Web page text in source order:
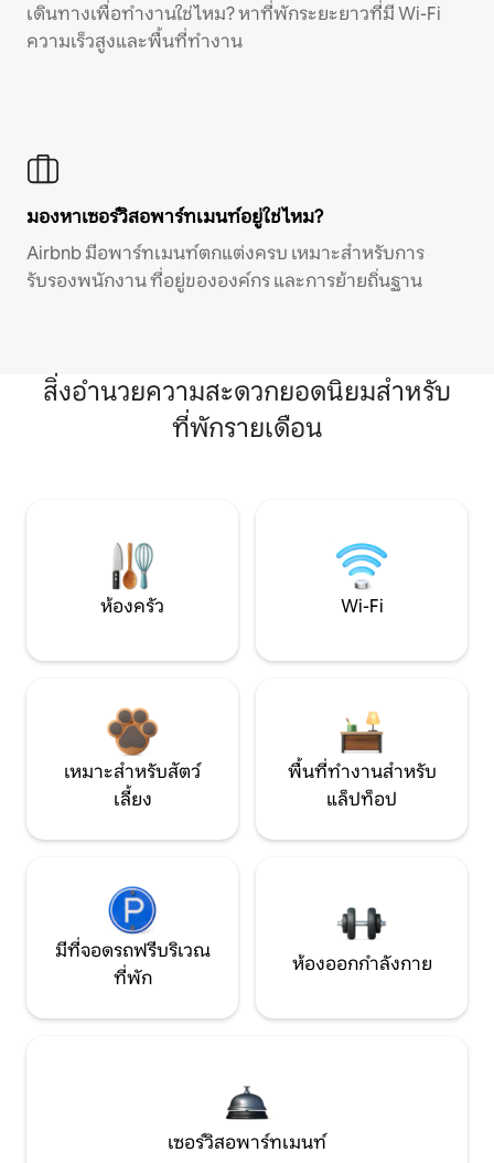
เดินทางเพื่อทำงานใช่ไหม? หาที่พักระยะยาวที่มี Wi-Fi
ความเร็วสูงและพื้นที่ทำงาน
มองหาเซอร์วิสอพาร์ทเมนท์อยู่ใช่ไหม?
Airbnb มีอพาร์ทเมนท์ตกแต่งครบ เหมาะสำหรับการ
รับรองพนักงาน ที่อยู่ขององค์กร และการย้ายถิ่นฐาน
สิ่งอำนวยความสะดวกยอดนิยมสำหรับ
ที่พักรายเดือน
ห้องครัว Wi-Fi
เหมาะสำหรับสัตว์
เลี้ยง
พื้นที่ทำงานสำหรับ
แล็ปท็อป
มีที่จอดรถฟรีบริเวณ
ที่พัก
ห้องออกกำลังกาย
เซอร์วิสอพาร์ทเมนท์